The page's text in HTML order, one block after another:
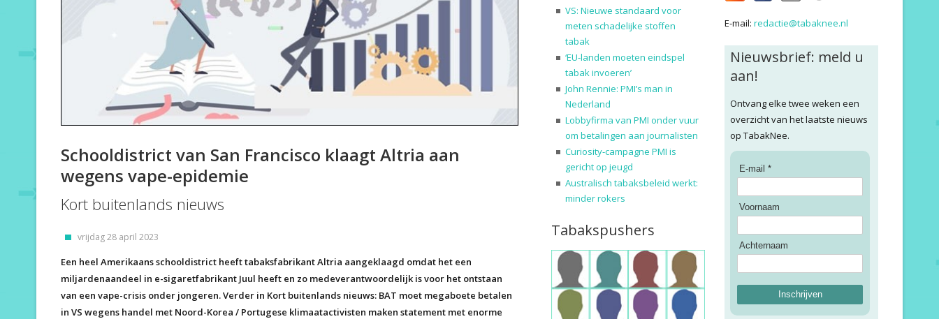
Schooldistrict van San Francisco klaagt Altria aan
wegens vape-epidemie
Kort buitenlands nieuws
vrijdag 28 april 2023
Een heel Amerikaans schooldistrict heeft tabaksfabrikant Altria aangeklaagd omdat het een
miljardenaandeel in e-sigaretfabrikant Juul heeft en zo medeverantwoordelijk is voor het ontstaan
van een vape-crisis onder jongeren. Verder in Kort buitenlands nieuws: BAT moet megaboete betalen
in VS wegens handel met Noord-Korea / Portugese klimaatactivisten maken statement met enorme
VS: Nieuwe standaard voor
meten schadelijke stoffen
tabak
‘EU-landen moeten eindspel
tabak invoeren’
John Rennie: PMI’s man in
Nederland
Lobbyfirma van PMI onder vuur
om betalingen aan journalisten
Curiosity-campagne PMI is
gericht op jeugd
Australisch tabaksbeleid werkt:
minder rokers
Tabakspushers
E-mail:redactie@tabaknee.nl
Nieuwsbrief: meld u
aan!
Ontvang elke twee weken een
overzicht van het laatste nieuws
op TabakNee.
E-mail *
Voornaam
Achternaam
Inschrijven